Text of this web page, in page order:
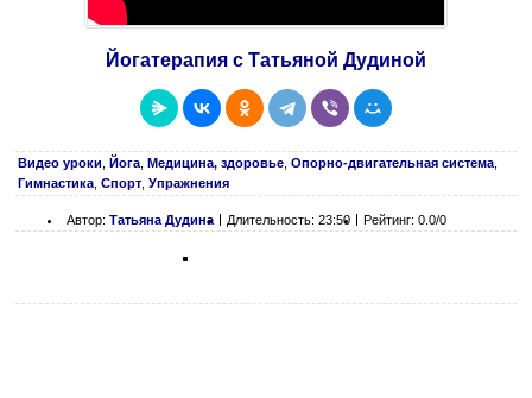
Йогатерапия с Татьяной Дудиной
Видео уроки Йога Медицина, здоровье Опорно-двигательная система
Гимнастика Спорт Упражнения
Автор: Татьяна Дудина Длительность: 23:50 Рейтинг: 0.0/0